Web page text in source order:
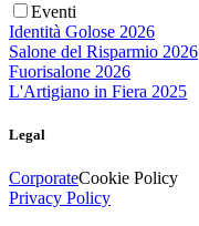
Eventi
Identità Golose 2026
Salone del Risparmio 2026
Fuorisalone 2026
L'Artigiano in Fiera 2025
Legal
CorporateCookie Policy
Privacy Policy